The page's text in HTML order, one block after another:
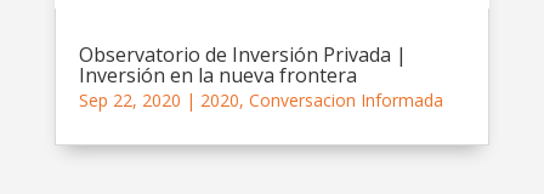
Observatorio de Inversión Privada |
Inversión en la nueva frontera
Sep 22, 2020 | 2020, Conversacion Informada